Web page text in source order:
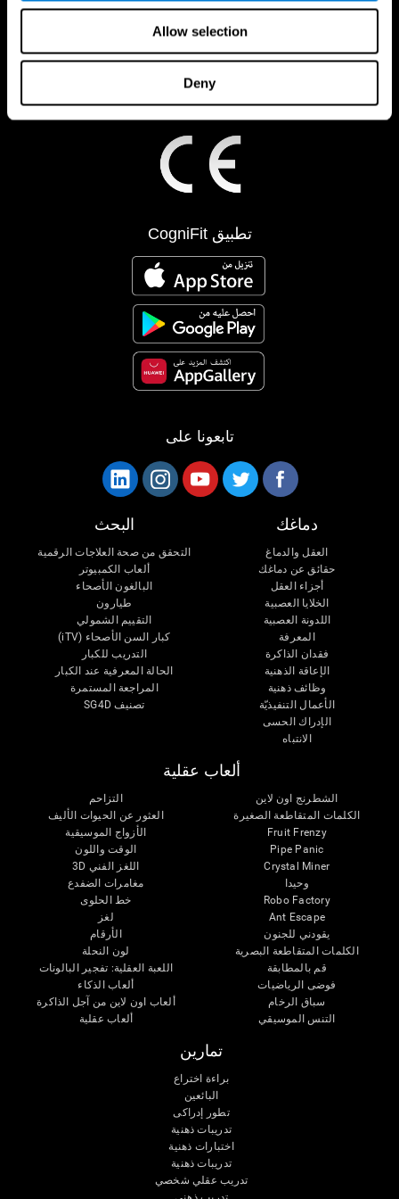
Allow selection
Deny
تطبيق CogniFit
تابعونا على
دماغك
العقل والدماغ
حقائق عن دماغك
أجزاء العقل
الخلايا العصبية
اللدونة العصبية
المعرفة
فقدان الذاكرة
الإعاقة الذهنية
وظائف ذهنية
الأعمال التنفيذيّة
الإدراك الحسى
الانتباه
البحث
التحقق من صحة العلاجات الرقمية
ألعاب الكمبيوتر
البالغون الأصحاء
طيارون
التقييم الشمولي
كبار السن الأصحاء (iTV)
التدريب للكبار
الحالة المعرفية عند الكبار
المراجعة المستمرة
تصنيف SG4D
ألعاب عقلية
الشطرنج اون لاين
الكلمات المتقاطعة الصغيرة
Fruit Frenzy
Pipe Panic
Crystal Miner
وحيدا
Robo Factory
Ant Escape
يقودني للجنون
الكلمات المتقاطعة البصرية
قم بالمطابقة
فوضى الرياضيات
سباق الرخام
التنس الموسيقي
التزاحم
العثور عن الحيوات الأليف
الأزواج الموسيقية
الوقت واللون
اللغز الفني 3D
مغامرات الضفدع
خط الحلوى
لغز
الأرقام
لون النحلة
اللعبة العقلية: تفجير البالونات
ألعاب الذكاء
ألعاب اون لاين من آجل الذاكرة
ألعاب عقلية
تمارين
براءة اختراع
البائعين
تطور إدراكى
تدريبات ذهنية
اختبارات ذهنية
تدريبات ذهنية
تدريب عقلي شخصي